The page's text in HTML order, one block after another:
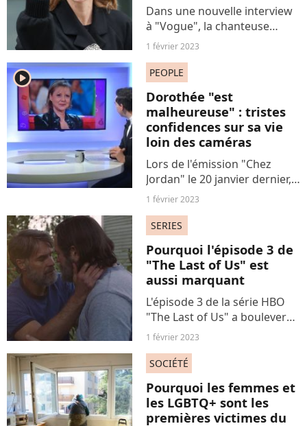
Dans une nouvelle interview
à "Vogue", la chanteuse
Angèle n'hésite pas à
sujet qui importe.
1 février 2023
player2 PEOPLE
Dorothée "est
malheureuse" : tristes
confidences sur sa vie
loin des caméras
Lors de l'émission "Chez
Jordan" le 20 janvier dernier,
l'illusionniste Gérard Majax
mentale de Dorothée,
l'inoubliable animatrice du
"Club Dorothée". Très...
1 février 2023
SERIES
Pourquoi l'épisode 3 de
"The Last of Us" est
aussi marquant
L'épisode 3 de la série HBO
"The Last of Us" a bouleversé
les téléspectateurs, qui
d'écriture et d'interprétation.
De fait, cette romance est
tout sauf anodine.
1 février 2023
SOCIÉTÉ
Pourquoi les femmes et
les LGBTQ+ sont les
premières victimes du